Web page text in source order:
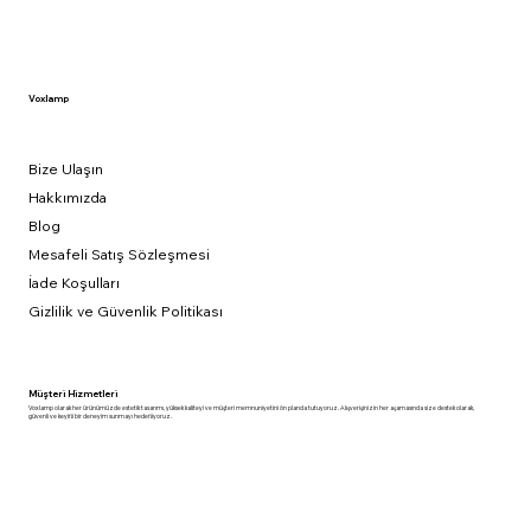
Voxlamp
Bize Ulaşın
Hakkımızda
Blog
Mesafeli Satış Sözleşmesi
İade Koşulları
Gizlilik ve Güvenlik Politikası
Müşteri Hizmetleri
Voxlamp olarak her ürünümüzde estetik tasarımı, yüksek kaliteyi ve müşteri memnuniyetini ön planda tutuyoruz. Alışverişinizin her aşamasında size destek olarak,
güvenli ve keyifli bir deneyim sunmayı hedefliyoruz.